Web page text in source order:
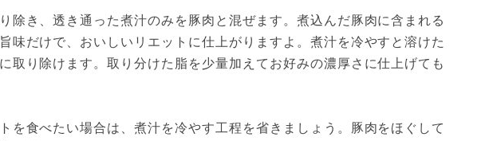
除き、透き通った煮汁のみを豚肉と混ぜます。煮込んだ豚肉に含まれる
味だけで、おいしいリエットに仕上がりますよ。煮汁を冷やすと溶けた
取り除けます。取り分けた脂を少量加えてお好みの濃厚さに仕上げても
を食べたい場合は、煮汁を冷やす工程を省きましょう。豚肉をほぐして